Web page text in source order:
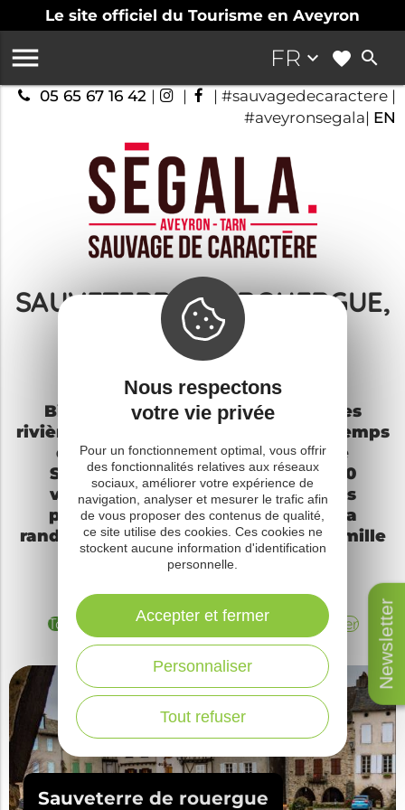
Le site officiel du Tourisme en Aveyron
Newsletter
FR keyboard_arrow_down search

05 65 67 16 42 | |
| #sauvagedecaractere |
#aveyronsegala| EN
SAUVETERRE DE ROUERGUE,
VALLÉE DU VIAUR
Tout découvrir !
Bienvenue dans le Ségala, entre les
rivières Viaur et Aveyron. Prenez le temps
de découvrir la bastide royale de
Sauveterre de Rouergue et ses 100
vallées... Une destination avec des
paysages préservés, idéale pour la
randonnée, pour des vacances en famille
et pour se ressourcer...
Tout Villages de caractère Sites à visiter
Sauveterre de rouergue
Nous respectons
votre vie privée
Pour un fonctionnement optimal, vous offrir
des fonctionnalités relatives aux réseaux
sociaux, améliorer votre expérience de
navigation, analyser et mesurer le trafic afin
de vous proposer des contenus de qualité,
ce site utilise des cookies. Ces cookies ne
stockent aucune information d'identification
personnelle.
Tout refuser
Personnaliser
Accepter et fermer